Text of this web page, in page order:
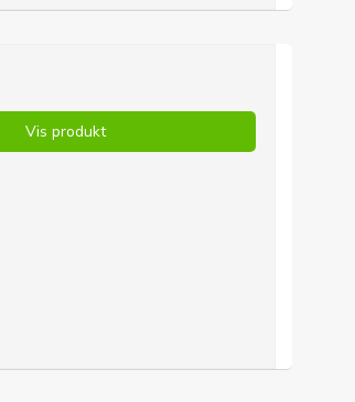
Vis produkt